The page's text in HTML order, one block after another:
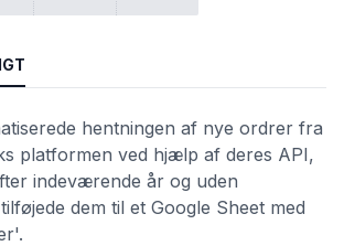
hentningen af nye ordrer fra
platformen ved hjælp af deres API,
indeværende år og uden
dem til et Google Sheet med